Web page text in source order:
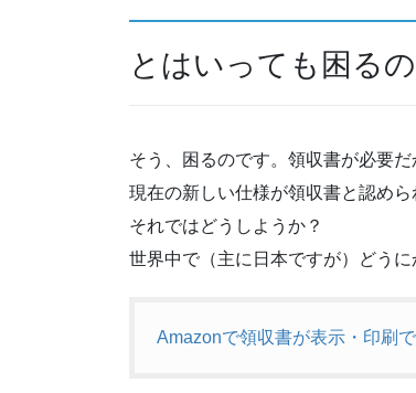
とはいっても困る
そう、困るのです。領収書が必要
現在の新しい仕様が領収書と認め
それではどうしようか？
世界中で（主に日本ですが）どう
Amazonで領収書が表示・印刷